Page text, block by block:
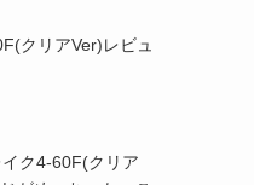
クリアVer)レビュ
ク4-60F(クリア